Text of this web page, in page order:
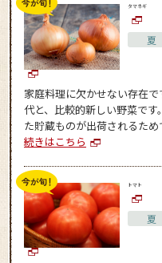
タマネギ
夏
家庭料理に欠かせない存在
代と、比較的新しい野菜で
た貯蔵ものが出荷されるた
続きはこちら
トマト
夏